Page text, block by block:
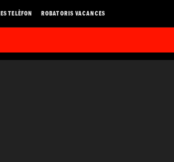
TELÈFON ROBATORIS VACANCES